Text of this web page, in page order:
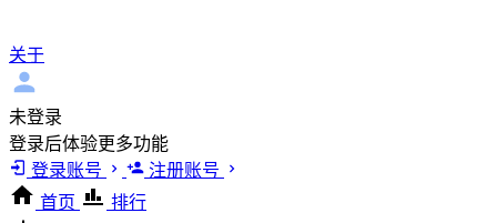
关于
未登录
登录后体验更多功能
登录账号
注册账号
首页
排行